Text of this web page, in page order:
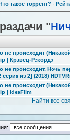
такое торрент? ·
"
не происходит
| Кравец-Рекордз
не происходит. Ночь
серия из 2] (2018)
не происходит
| IdeaFilm
Найти все